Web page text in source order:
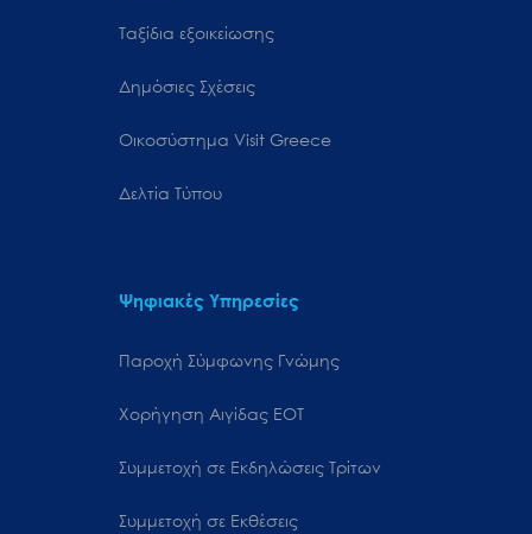
Ταξίδια εξοικείωσης
Δημόσιες Σχέσεις
Oικοσύστημα Visit Greece
Δελτία Τύπου
Ψηφιακές Υπηρεσίες
Παροχή Σύμφωνης Γνώμης
Χορήγηση Αιγίδας ΕΟΤ
Συμμετοχή σε Εκδηλώσεις Τρίτων
Συμμετοχή σε Εκθέσεις